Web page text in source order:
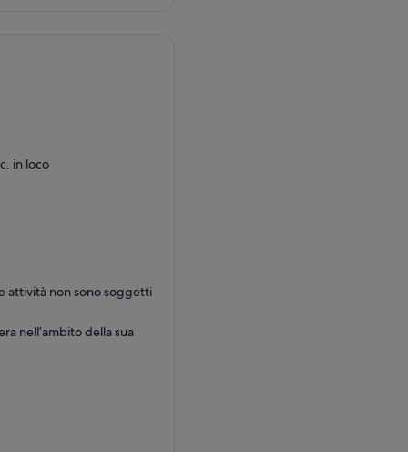
in loco
attività non sono soggetti
nell’ambito della sua